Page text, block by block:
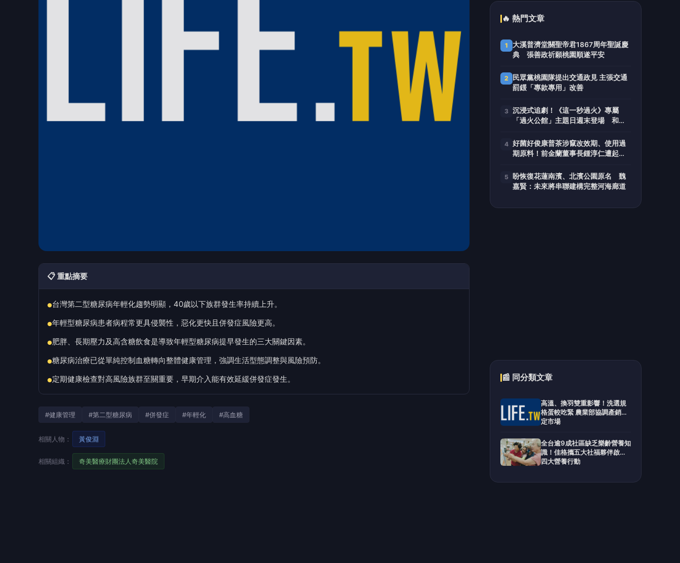
📋 重點摘要
●台灣第二型糖尿病年輕化趨勢明顯，40歲以下族群發生率持續上升。
●年輕型糖尿病患者病程常更具侵襲性，惡化更快且併發症風險更高。
●肥胖、長期壓力及高含糖飲食是導致年輕型糖尿病提早發生的三大關鍵因素。
●糖尿病治療已從單純控制血糖轉向整體健康管理，強調生活型態調整與風險預防。
●定期健康檢查對高風險族群至關重要，早期介入能有效延緩併發症發生。
#健康管理 #第二型糖尿病 #併發症 #年輕化 #高血糖
相關人物： 黃俊淵
相關組織： 奇美醫療財團法人奇美醫院
🔥 熱門文章
1
大溪普濟堂關聖帝君1867周年聖誕慶
典 張善政祈願桃園順遂平安
2
民眾黨桃園隊提出交通政見 主張交通
罰鍰「專款專用」改善
3 沉浸式追劇！《這一秒過火》專屬
「過火公館」主題日週末登場 和張
4 好菌好俊康普茶涉竄改效期、使用過
期原料！前金蘭董事長鍾淳仁遭起
元犯罪所得
5
盼恢復花蓮南濱、北濱公園原名 魏
嘉賢：未來將串聯建構完整河海廊道
📰 同分類文章
高溫、換羽雙重影響！洗選規
格蛋較吃緊 農業部協調產銷穩
定市場
全台逾9成社區缺乏樂齡營養知
識！佳格攜五大社福夥伴啟動
四大營養行動